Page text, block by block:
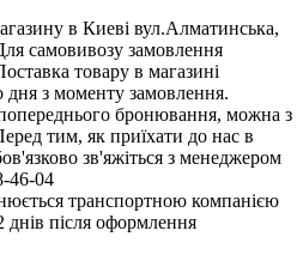
в Киеві вул.Алматинська,
самовивозу замовлення
товару в магазині
дня з моменту замовлення.
бронювання, можна з
тим, як приїхати до нас в
зв'яжіться з менеджером
46-04
транспортною компанією
після оформлення